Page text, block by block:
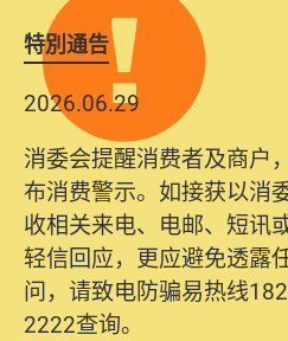
特別通告
2026.06.29
消委会提醒消费者及商户
布消费警示。如接获以消
收相关来电、电邮、短讯
轻信回应，更应避免透露
问，请致电防骗易热线
2222查询。